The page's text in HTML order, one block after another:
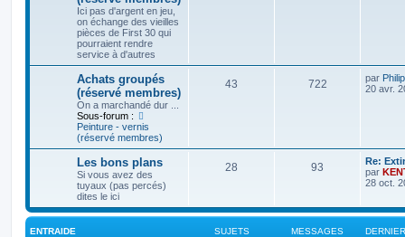
Ici pas d'argent en jeu,
on échange des vieilles
pièces de First 30 qui
pourraient rendre
service à d'autres
Achats groupés
(réservé membres)
On a marchandé dur ...
Sous-forum :
Peinture - vernis
(réservé membres)
43 722 par
20 avr.
Les bons plans
Si vous avez des
tuyaux (pas percés)
dites le ici
28 93
Re:
par
28 oct.
ENTRAIDE SUJETS MESSAGES